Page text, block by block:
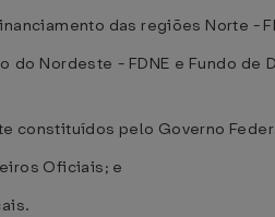
das regiões Norte -
Nordeste - FDNE e Fundo
constituídos pelo Governo
Oficiais; e